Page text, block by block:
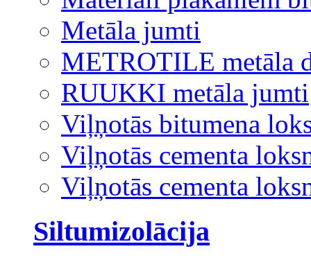
Metāla jumti
METROTILE metāla
RUUKKI metāla jumti
Viļņotās bitumena
Viļņotās cementa
Viļņotās cementa
Siltumizolācija